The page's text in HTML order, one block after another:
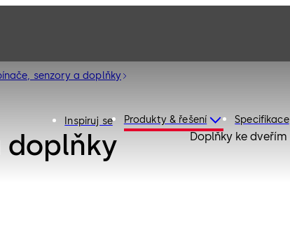
Inspiruj se Produkty & řešení Specifikace
senzory a doplňky
doplňky Doplňky ke dveřím